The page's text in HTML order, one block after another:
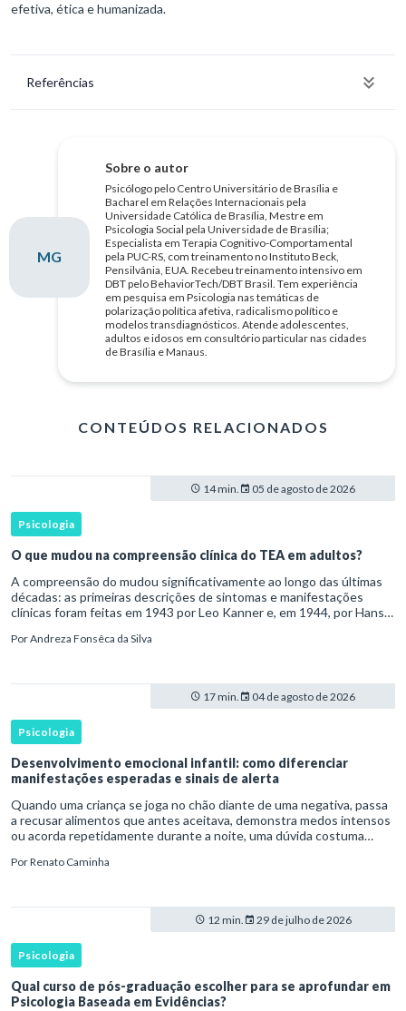
efetiva, ética e humanizada.
Referências
MG
Sobre o autor
Psicólogo pelo Centro Universitário de Brasília e
Bacharel em Relações Internacionais pela
Universidade Católica de Brasília, Mestre em
Psicologia Social pela Universidade de Brasília;
Especialista em Terapia Cognitivo-Comportamental
pela PUC-RS, com treinamento no Instituto Beck,
Pensilvânia, EUA. Recebeu treinamento intensivo em
DBT pelo BehaviorTech/DBT Brasil. Tem experiência
em pesquisa em Psicologia nas temáticas de
polarização política afetiva, radicalismo político e
modelos transdiagnósticos. Atende adolescentes,
adultos e idosos em consultório particular nas cidades
de Brasília e Manaus.
CONTEÚDOS RELACIONADOS
14 min. 05 de agosto de 2026
Psicologia
O que mudou na compreensão clínica do TEA em adultos?
A compreensão do mudou significativamente ao longo das últimas
décadas: as primeiras descrições de sintomas e manifestações
clínicas foram feitas em 1943 por Leo Kanner e, em 1944, por Hans
PorAndreza Fonsêca da Silva
17 min. 04 de agosto de 2026
Psicologia
Desenvolvimento emocional infantil: como diferenciar
manifestações esperadas e sinais de alerta
Quando uma criança se joga no chão diante de uma negativa, passa
a recusar alimentos que antes aceitava, demonstra medos intensos
ou acorda repetidamente durante a noite, uma dúvida costuma
PorRenato Caminha
12 min. 29 de julho de 2026
Psicologia
Qual curso de pós-graduação escolher para se aprofundar em
Psicologia Baseada em Evidências?